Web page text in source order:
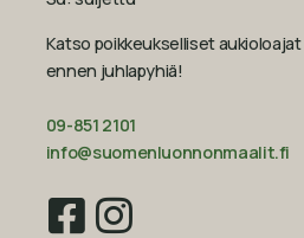
Katso poikkeukselliset aukioloajat
ennen juhlapyhiä!‍
09-851 2101
info@suomenluonnonmaalit.fi